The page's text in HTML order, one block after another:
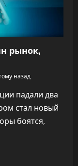
рынок,
назад
падали два
стал новый
боятся,